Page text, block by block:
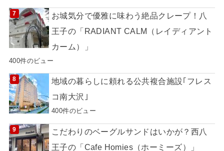
お城気分で優雅に味わう絶品クレープ！八
王子の「RADIANT CALM（レイディアント
カーム）」
400件のビュー
地域の暮らしに頼れる公共複合施設｢フレス
コ南大沢｣
400件のビュー
こだわりのベーグルサンドはいかが？西八
王子の「Cafe Homies（ホーミーズ）」